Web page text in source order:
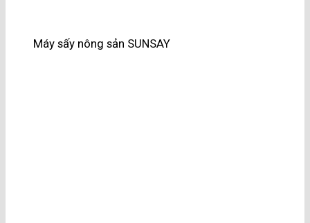
Máy sấy nông sản SUNSAY